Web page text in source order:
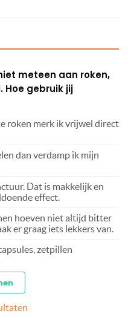
meteen aan roken,
gebruik jij
roken merk ik vrijwel direct
dan verdamp ik mijn
Dat is makkelijk en
effect.
hoeven niet altijd bitter
er graag iets lekkers van.
zetpillen